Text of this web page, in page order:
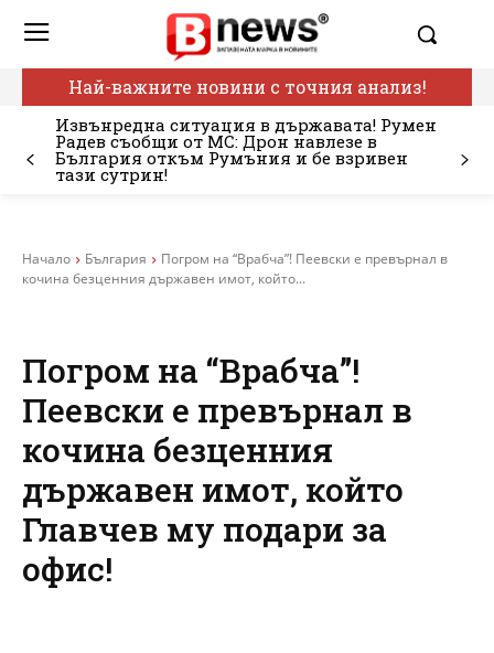
Най-важните новини с точния анализ!
Извънредна ситуация в държавата! Румен
Радев съобщи от МС: Дрон навлезе в
България откъм Румъния и бе взривен
тази сутрин!
Начало България
Погром на “Врабча”! Пеевски е превърнал в
кочина безценния държавен имот, който...
Погром на “Врабча”!
Пеевски е превърнал в
кочина безценния
държавен имот, който
Главчев му подари за
офис!